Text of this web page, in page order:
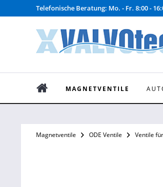
Telefonische Beratung: Mo. - Fr. 8:00 -
MAGNETVENTILE
Magnetventile ODE Ventile Ventile